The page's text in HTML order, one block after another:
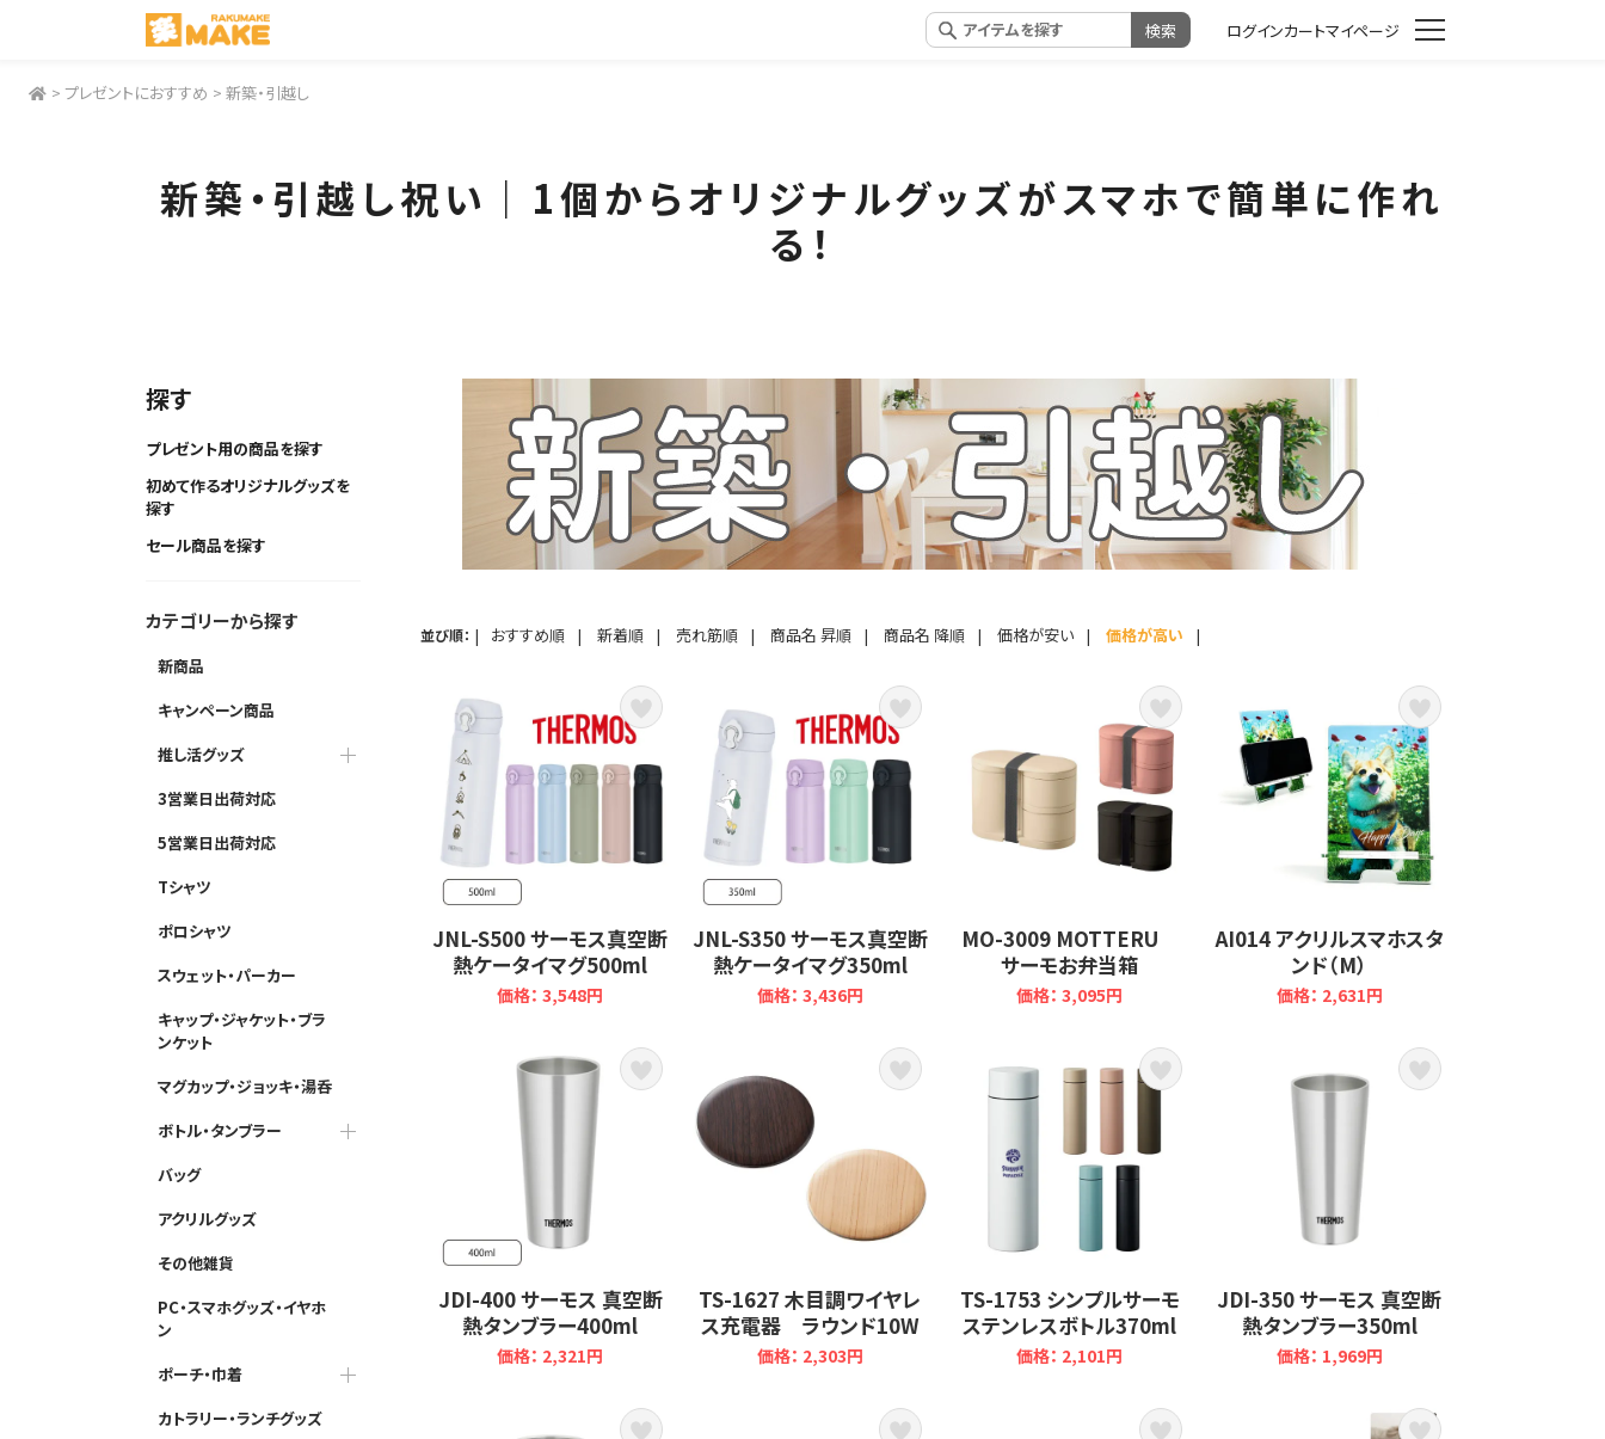
カートマイページ
> プレゼントにおすすめ > 新築・引越し
新築・引越し祝い｜1個からオリジナルグッズがスマホで簡単に作れ
る！
探す
プレゼント用の商品を探す
初めて作るオリジナルグッズを
探す
セール商品を探す
カテゴリーから探す
新商品
キャンペーン商品
推し活グッズ
3営業日出荷対応
5営業日出荷対応
Tシャツ
ポロシャツ
スウェット・パーカー
キャップ・ジャケット・ブラ
ンケット
マグカップ・ジョッキ・湯呑
ボトル・タンブラー
バッグ
アクリルグッズ
その他雑貨
PC・スマホグッズ・イヤホ
ン
ポーチ・巾着
カトラリー・ランチグッズ
並び順： | おすすめ順 | 新着順 | 売れ筋順 | 商品名 昇順 | 商品名 降順 | 価格が安い | 価格が高い |
JNL-S500 サーモス真空断
熱ケータイマグ500ml
価格： 3,548円
JNL-S350 サーモス真空断
熱ケータイマグ350ml
価格： 3,436円
MO-3009 MOTTERU
サーモお弁当箱
価格： 3,095円
AI014 アクリルスマホスタ
ンド（M）
価格： 2,631円
JDI-400 サーモス 真空断
熱タンブラー400ml
価格： 2,321円
TS-1627 木目調ワイヤレ
ス充電器 ラウンド10W
価格： 2,303円
TS-1753 シンプルサーモ
ステンレスボトル370ml
価格： 2,101円
JDI-350 サーモス 真空断
熱タンブラー350ml
価格： 1,969円